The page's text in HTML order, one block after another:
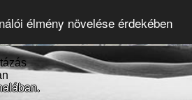
élmény növelése érdekében